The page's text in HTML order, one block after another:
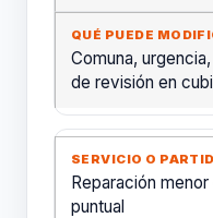
Comuna,
de revisión en
Reparación
puntual